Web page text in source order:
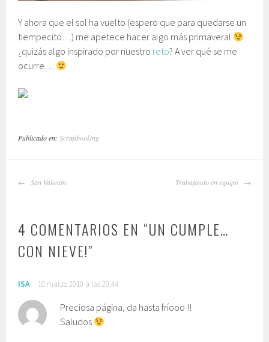
Y ahora que el sol ha vuelto (espero que para quedarse un
tiempecito…) me apetece hacer algo más primaveral
¿quizás algo inspirado por nuestro reto? A ver qué se me
ocurre…
Publicado en:Scrapbooking
NAVEGADOR
San Valentín Trabajando en equipo
4 COMENTARIOS EN “UN CUMPLE…
CON NIEVE!”
ISA 10 marzo 2010 a las 20:44
Preciosa página, da hasta fríooo !!
Saludos